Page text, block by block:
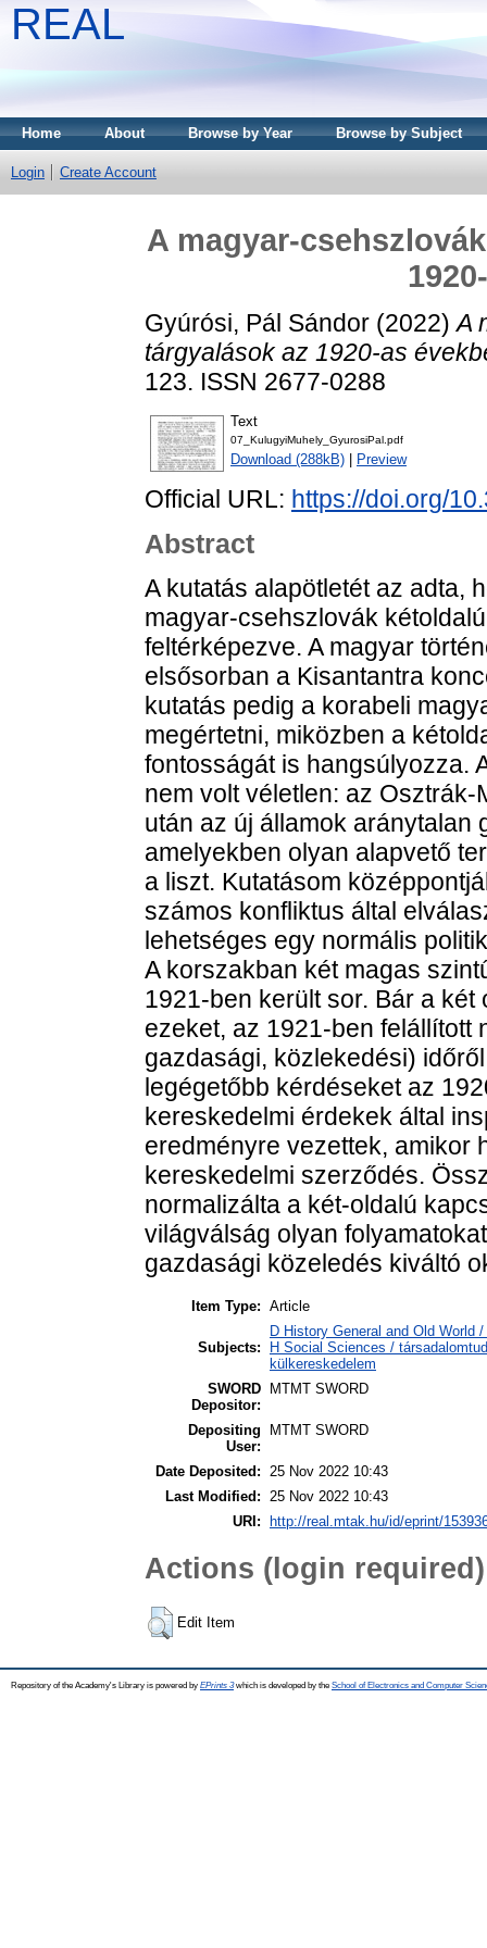
REAL
Home About Browse by Year Browse by Subject
Login Create Account
A magyar-
Gyúrósi, Pál Sándor (2022)A
tárgyalások az 1920-as
123. ISSN 2677-0288
Text
07_KulugyiMuhely_GyurosiPal.pdf
Download (288kB) Preview
Official URL: https://doi.org/
Abstract
A kutatás alapötletét az adta,
magyar-csehszlovák
feltérképezve. A magyar
elsősorban a Kisantantra
kutatás pedig a korabeli
megértetni, miközben a
fontosságát is hangsúlyozza.
nem volt véletlen: az
után az új államok aránytalan
amelyekben olyan alapvető
a liszt. Kutatásom
számos konfliktus által
lehetséges egy normális
A korszakban két magas
1921-ben került sor. Bár a
ezeket, az 1921-ben felállított
gazdasági, közlekedési)
legégetőbb kérdéseket az
kereskedelmi érdekek által
eredményre vezettek, amikor
kereskedelmi szerződés.
normalizálta a két-oldalú
világválság olyan
gazdasági közeledés kiváltó
Item Type: Article
Subjects:
D History General and Old World
H Social Sciences /
külkereskedelem
SWORD
Depositor:
MTMT SWORD
Depositing
User:
MTMT SWORD
Date Deposited:
25 Nov 2022 10:43
Last Modified:
25 Nov 2022 10:43
URI:
http://real.mtak.hu/id/eprint/
Actions (login required)
Edit Item
Repository of the Academy's Library is powered by EPrints 3which is developed by the School of Electronics and Computer